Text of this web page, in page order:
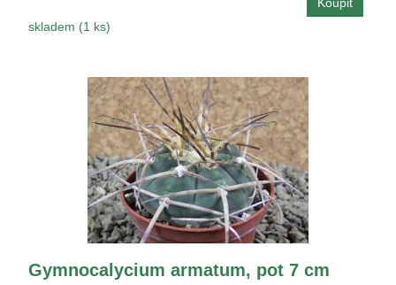
skladem (1 ks)
Gymnocalycium armatum, pot 7 cm